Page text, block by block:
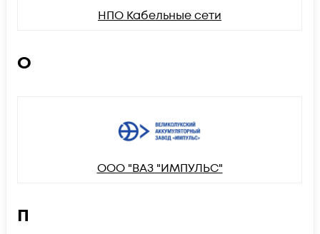
НПО Кабельные сети
О
ООО "ВАЗ "ИМПУЛЬС"
П